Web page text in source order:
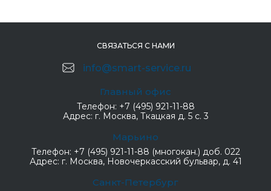
СВЯЗАТЬСЯ С НАМИ
info@smart-service.ru
Главный офис
Телефон: +7 (495) 921-11-88
Адрес: г. Москва, Ткацкая д. 5 с. 3
Марьино
Телефон: +7 (495) 921-11-88 (многокан.) доб. 022
Адрес: г. Москва, Новочеркасский бульвар, д. 41
Санкт-Петербург